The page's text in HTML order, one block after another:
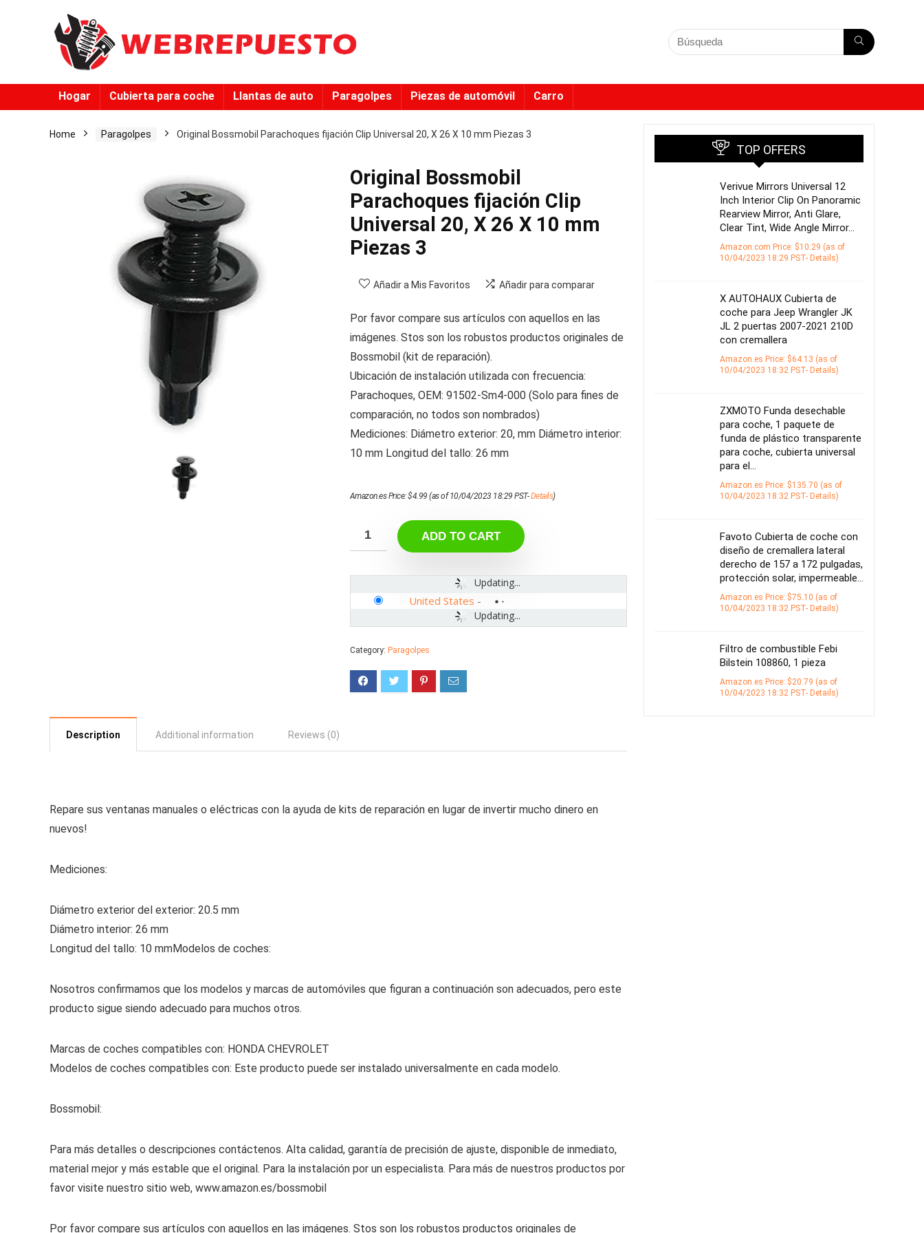
Hogar Cubierta para coche Llantas de auto Paragolpes Piezas de automóvil Carro
Home Paragolpes Original Bossmobil Parachoques fijación Clip Universal 20, X 26 X 10 mm Piezas 3
Original Bossmobil
Parachoques fijación Clip
Universal 20, X 26 X 10 mm
Piezas 3
Añadir a Mis Favoritos Añadir para comparar
Por favor compare sus artículos con aquellos en las
imágenes. Stos son los robustos productos originales de
Bossmobil (kit de reparación).
Ubicación de instalación utilizada con frecuencia:
Parachoques, OEM: 91502-Sm4-000 (Solo para fines de
comparación, no todos son nombrados)
Mediciones: Diámetro exterior: 20, mm Diámetro interior:
10 mm Longitud del tallo: 26 mm
Amazon.es Price:$4.99 (as of 10/04/2023 18:29 PST-Details)
ADD TO CART
Updating...
Updating...
United States -
Category: Paragolpes
Description Additional information Reviews (0)
Repare sus ventanas manuales o eléctricas con la ayuda de kits de reparación en lugar de invertir mucho dinero en
nuevos!
Mediciones:
Diámetro exterior del exterior: 20.5 mm
Diámetro interior: 26 mm
Longitud del tallo: 10 mmModelos de coches:
Nosotros confirmamos que los modelos y marcas de automóviles que figuran a continuación son adecuados, pero este
producto sigue siendo adecuado para muchos otros.
Marcas de coches compatibles con: HONDA CHEVROLET
Modelos de coches compatibles con: Este producto puede ser instalado universalmente en cada modelo.
Bossmobil:
Para más detalles o descripciones contáctenos. Alta calidad, garantía de precisión de ajuste, disponible de inmediato,
material mejor y más estable que el original. Para la instalación por un especialista. Para más de nuestros productos por
favor visite nuestro sitio web, www.amazon.es/bossmobil
Por favor compare sus artículos con aquellos en las imágenes. Stos son los robustos productos originales de
TOP OFFERS
Verivue Mirrors Universal 12
Inch Interior Clip On Panoramic
Rearview Mirror, Anti Glare,
Clear Tint, Wide Angle Mirror…
Amazon.com Price: $10.29 (as of
10/04/2023 18:29 PST- Details)
X AUTOHAUX Cubierta de
coche para Jeep Wrangler JK
JL 2 puertas 2007-2021 210D
con cremallera
Amazon.es Price: $64.13 (as of
10/04/2023 18:32 PST- Details)
ZXMOTO Funda desechable
para coche, 1 paquete de
funda de plástico transparente
para coche, cubierta universal
para el…
Amazon.es Price: $135.70 (as of
10/04/2023 18:32 PST- Details)
Favoto Cubierta de coche con
diseño de cremallera lateral
derecho de 157 a 172 pulgadas,
protección solar, impermeable…
Amazon.es Price: $75.10 (as of
10/04/2023 18:32 PST- Details)
Filtro de combustible Febi
Bilstein 108860, 1 pieza
Amazon.es Price: $20.79 (as of
10/04/2023 18:32 PST- Details)